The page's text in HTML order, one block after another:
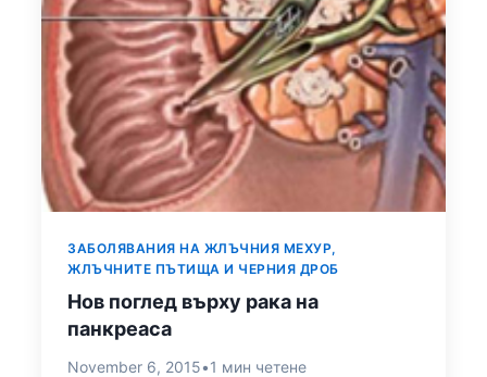
ЗАБОЛЯВАНИЯ НА ЖЛЪЧНИЯ МЕХУР,
ЖЛЪЧНИТЕ ПЪТИЩА И ЧЕРНИЯ ДРОБ
Нов поглед върху рака на
панкреаса
November 6, 2015•1 мин четене